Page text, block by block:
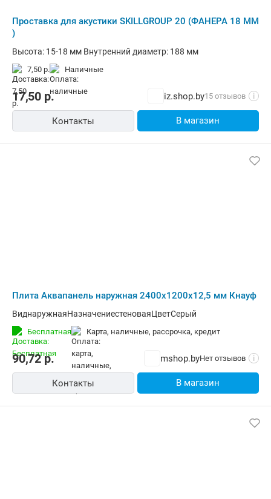
Проставка для акустики SKILLGROUP 20 (ФАНЕРА 18 ММ
)
Высота: 15-18 мм Внутренний диаметр: 188 мм
7,50 р. наличные
17,50 р. iz.shop.by15 отзывов i
Контакты В магазин
Плита Аквапанель наружная 2400х1200х12,5 мм Кнауф
ВиднаружнаяНазначениестеноваяЦветСерый
Бесплатная карта, наличные, рассрочка, кредит
90,72р. mshop.byНет отзывов i
Контакты В магазин